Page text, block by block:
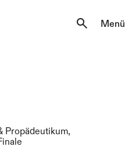
Menü
Propädeutikum,